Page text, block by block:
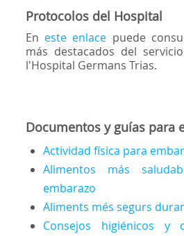
Protocolos del Hospital
En este enlace puede
más destacados del
l'Hospital Germans Trias.
Documentos y guías para
Actividad física para
Alimentos más
embarazo
Aliments més segurs
Consejos higiénicos y